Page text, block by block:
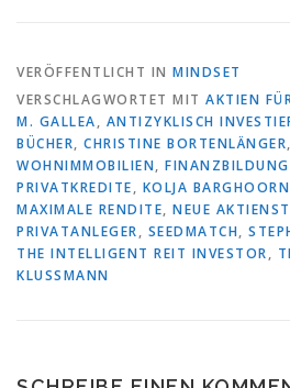
VERÖFFENTLICHT IN MINDSET
VERSCHLAGWORTET MIT AKTIEN
M. GALLEA, ANTIZYKLISCH
BÜCHER, CHRISTINE BORTENLÄNGER,
WOHNIMMOBILIEN, FINANZBILDUNG
PRIVATKREDITE, KOLJA BARGHOORN
MAXIMALE RENDITE, NEUE
PRIVATANLEGER, SEEDMATCH,
THE INTELLIGENT REIT INVESTOR,
KLUSSMANN